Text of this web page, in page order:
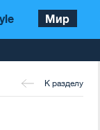
Мир
К разделу